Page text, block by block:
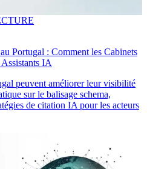
Portugal : Comment les Cabinets
IA
peuvent améliorer leur visibilité
sur le balisage schema,
de citation IA pour les acteurs